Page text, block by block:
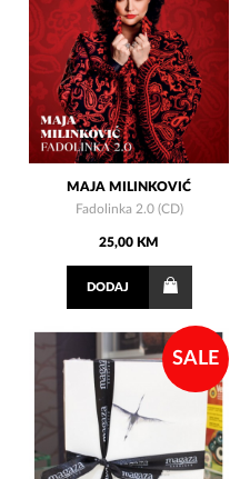
MAJA MILINKOVIĆ
Fadolinka 2.0 (CD)
25,00 KM
DODAJ
SALE